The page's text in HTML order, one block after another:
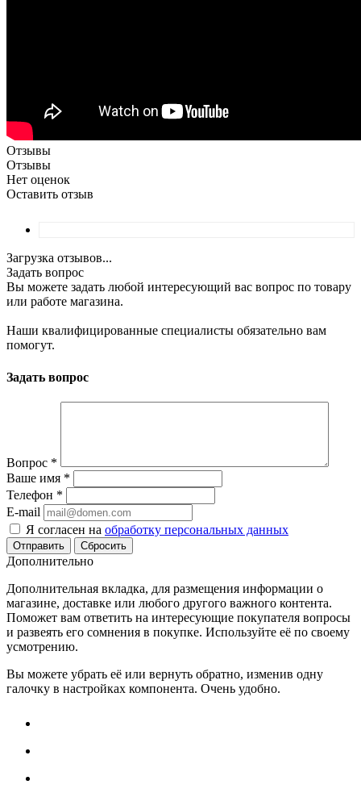
Отзывы
Отзывы
Нет оценок
Оставить отзыв
Загрузка отзывов...
Задать вопрос
Вы можете задать любой интересующий вас вопрос по товару
или работе магазина.
Наши квалифицированные специалисты обязательно вам
помогут.
Задать вопрос
Вопрос *
Ваше имя *
Телефон *
E-mail
Я согласен на обработку персональных данных
Сбросить
Дополнительно
Дополнительная вкладка, для размещения информации о
магазине, доставке или любого другого важного контента.
Поможет вам ответить на интересующие покупателя вопросы
и развеять его сомнения в покупке. Используйте её по своему
усмотрению.
Вы можете убрать её или вернуть обратно, изменив одну
галочку в настройках компонента. Очень удобно.